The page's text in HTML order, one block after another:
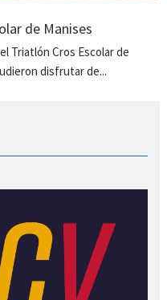
de Manises
Triatlón Cros Escolar de
disfrutar de...